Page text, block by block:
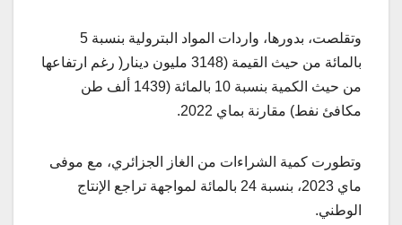
وتقلصت، بدورها، واردات المواد البترولية بنسبة 5
بالمائة من حيث القيمة (3148 مليون دينار( رغم ارتفاعها
من حيث الكمية بنسبة 10 بالمائة (1439 ألف طن
مكافئ نفط) مقارنة بماي 2022.
وتطورت كمية الشراءات من الغاز الجزائري، مع موفى
ماي 2023، بنسبة 24 بالمائة لمواجهة تراجع الإنتاج
الوطني.